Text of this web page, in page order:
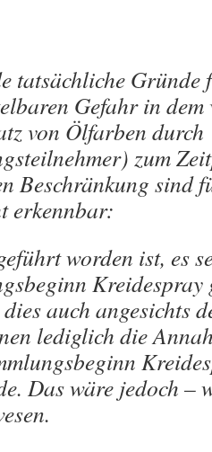
tatsächliche Gründe
Gefahr in dem
von Ölfarben durch
zum
Beschränkung sind
erkennbar:
worden ist, es
Kreidespray
auch angesichts
lediglich die
Das wäre jedoch –